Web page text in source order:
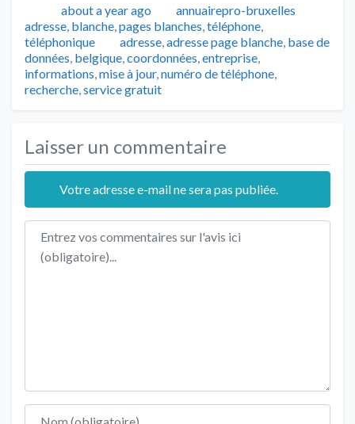
Publié
about a year ago Auteur
annuairepro-bruxelles
adresse, blanche,pages blanches,téléphone,
téléphonique
Tags
adresse,adresse page blanche, base de
données, belgique,coordonnées,entreprise,
informations,mise à jour,numéro de téléphone,
recherche,service gratuit
Laisser un commentaire
Votre adresse e-mail ne sera pas publiée.
Texte de l'avis
Nom